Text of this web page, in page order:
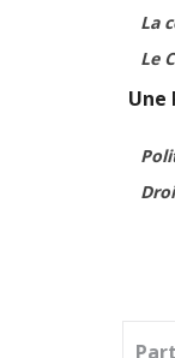
La
Le
Une